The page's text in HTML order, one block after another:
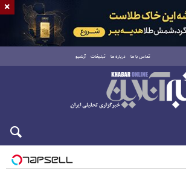
تماس با ما درباره ما تبلیغات آرشیو
جمعه ۱۶ مرداد ۱۴۰۵
×